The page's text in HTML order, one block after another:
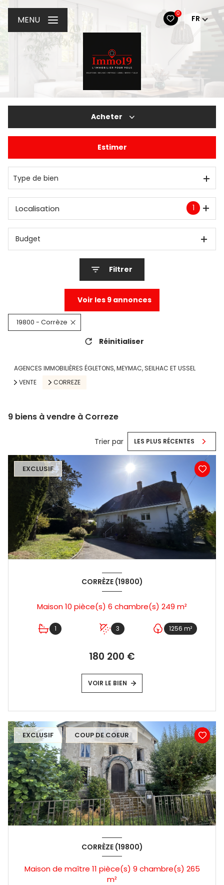
0
FR
MENU
Acheter
De l'immo pro
Estimer
Type de bien
1
Localisation
Budget
Filtrer
Voir les 9 annonces
19800 - Corrèze
Réinitialiser
AGENCES IMMOBILIÈRES ÉGLETONS, MEYMAC, SEILHAC ET USSEL
VENTE
CORREZE
9 biens à vendre à Correze
Trier par LES PLUS RÉCENTES
EXCLUSIF
CORRÈZE (19800)
Maison 10 pièce(s) 6 chambre(s) 249 m²
1 3 1256 m²
180 200 €
VOIR LE BIEN
EXCLUSIF COUP DE COEUR
CORRÈZE (19800)
Maison de maître 11 pièce(s) 9 chambre(s) 265
m²